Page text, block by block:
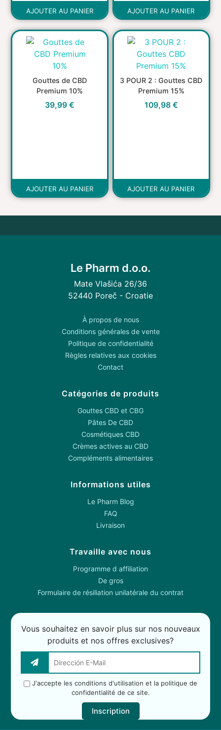
AJOUTER AU PANIER AJOUTER AU PANIER
Gouttes de CBD
Premium 10%
39,99€
AJOUTER AU PANIER
3 POUR 2 : Gouttes CBD
Premium 15%
109,98 €
AJOUTER AU PANIER
Le Pharm d.o.o.
Mate Vlašića 26/36
52440 Poreč - Croatie
À propos de nous
Conditions générales de vente
Politique de confidentialité
Règles relatives aux cookies
Contact
Catégories de produits
Gouttes CBD et CBG
Pâtes De CBD
Cosmétiques CBD
Crèmes actives au CBD
Compléments alimentaires
Informations utiles
Le Pharm Blog
FAQ
Livraison
Travaille avec nous
Programme d affiliation
De gros
Formulaire de résiliation unilatérale du contrat
Vous souhaitez en savoir plus sur nos nouveaux
produits et nos offres exclusives?
J'accepte les conditions d'utilisation et la politique de
confidentialité de ce site.